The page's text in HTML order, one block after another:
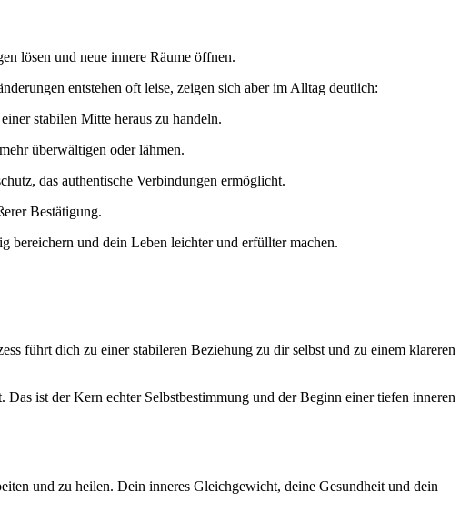
lösen und neue innere Räume öffnen.
entstehen oft leise, zeigen sich aber im Alltag deutlich:
stabilen Mitte heraus zu handeln.
überwältigen oder lähmen.
das authentische Verbindungen ermöglicht.
Bestätigung.
bereichern und dein Leben leichter und erfüllter machen.
führt dich zu einer stabileren Beziehung zu dir selbst und zu einem klareren
ist der Kern echter Selbstbestimmung und der Beginn einer tiefen inneren
und zu heilen. Dein inneres Gleichgewicht, deine Gesundheit und dein